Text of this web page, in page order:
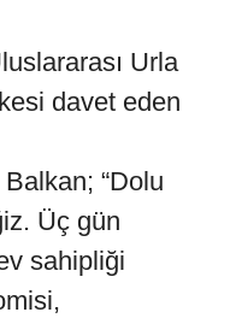
Urla
davet eden
“Dolu
Üç gün
sahipliği